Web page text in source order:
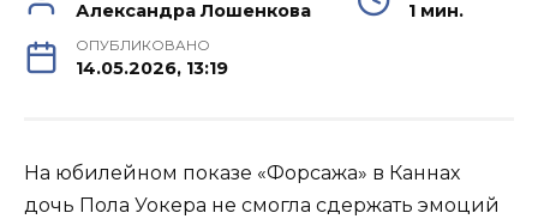
Александра Лошенкова 1 мин.
ОПУБЛИКОВАНО
14.05.2026, 13:19
На юбилейном показе «Форсажа» в Каннах
дочь Пола Уокера не смогла сдержать эмоций